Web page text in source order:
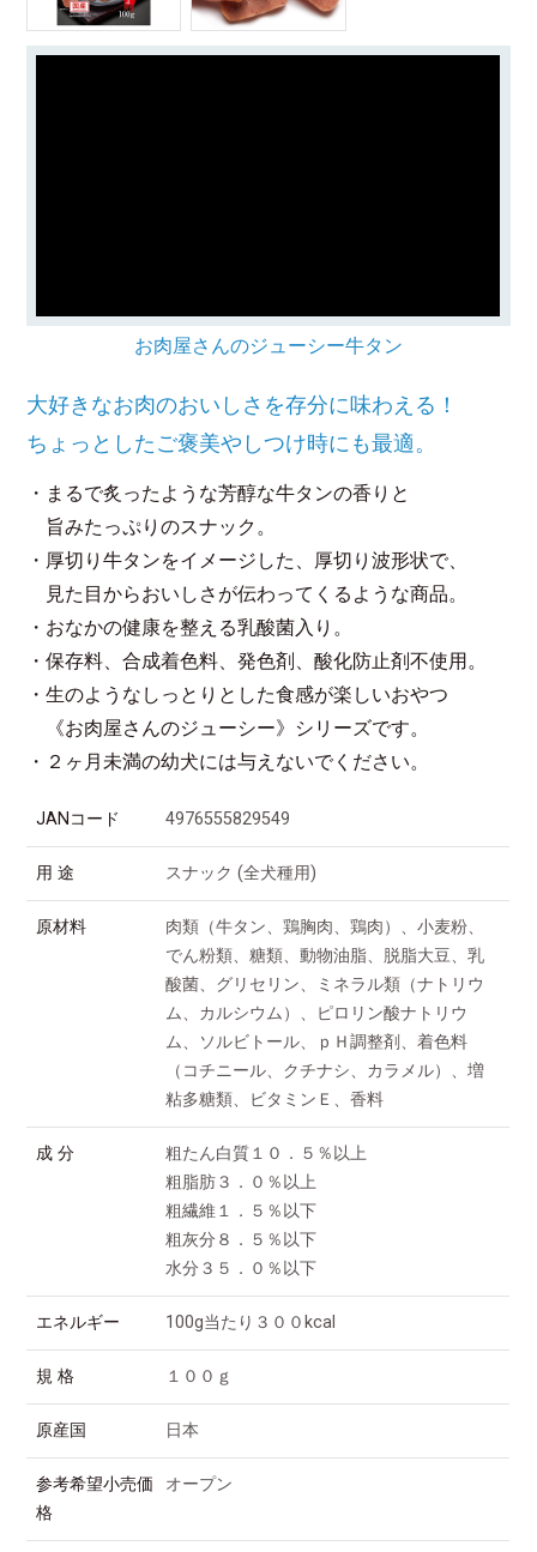
お肉屋さんのジューシー牛タン
大好きなお肉のおいしさを存分に味わえる！
ちょっとしたご褒美やしつけ時にも最適。
・まるで炙ったような芳醇な牛タンの香りと
旨みたっぷりのスナック。
・厚切り牛タンをイメージした、厚切り波形状で、
見た目からおいしさが伝わってくるような商品。
・おなかの健康を整える乳酸菌入り。
・保存料、合成着色料、発色剤、酸化防止剤不使用。
・生のようなしっとりとした食感が楽しいおやつ
《お肉屋さんのジューシー》シリーズです。
・２ヶ月未満の幼犬には与えないでください。
JANコード 4976555829549
用 途 スナック (全犬種用)
原材料
肉類（牛タン、鶏胸肉、鶏肉）、小麦粉、
でん粉類、糖類、動物油脂、脱脂大豆、乳
酸菌、グリセリン、ミネラル類（ナトリウ
ム、カルシウム）、ピロリン酸ナトリウ
ム、ソルビトール、ｐＨ調整剤、着色料
（コチニール、クチナシ、カラメル）、増
粘多糖類、ビタミンＥ、香料
成 分
粗たん白質１０．５％以上
粗脂肪３．０％以上
粗繊維１．５％以下
粗灰分８．５％以下
水分３５．０％以下
エネルギー 100g当たり３００kcal
規 格 １００ｇ
原産国 日本
参考希望小売価
格
オープン